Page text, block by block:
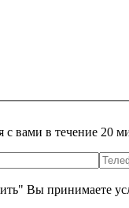
вами в течение 20
Вы принимаете